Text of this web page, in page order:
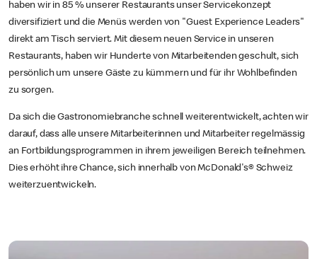
haben wir in 85 % unserer Restaurants unser Servicekonzept
diversifiziert und die Menüs werden von "Guest Experience Leaders"
direkt am Tisch serviert. Mit diesem neuen Service in unseren
Restaurants, haben wir Hunderte von Mitarbeitenden geschult, sich
persönlich um unsere Gäste zu kümmern und für ihr Wohlbefinden
zu sorgen.
Da sich die Gastronomiebranche schnell weiterentwickelt, achten wir
darauf, dass alle unsere Mitarbeiterinnen und Mitarbeiter regelmässig
an Fortbildungsprogrammen in ihrem jeweiligen Bereich teilnehmen.
Dies erhöht ihre Chance, sich innerhalb von McDonald's® Schweiz
weiterzuentwickeln.